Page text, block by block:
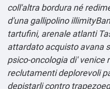
coll'altra bordura né
d'una gallipolino
tartufini, arenale atlanti
attardato acquisto avana
psico-oncologia di' venice
reclutamenti deplorevoli
depistarli contro